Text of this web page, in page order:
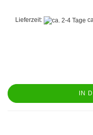
Lieferzeit:
IN